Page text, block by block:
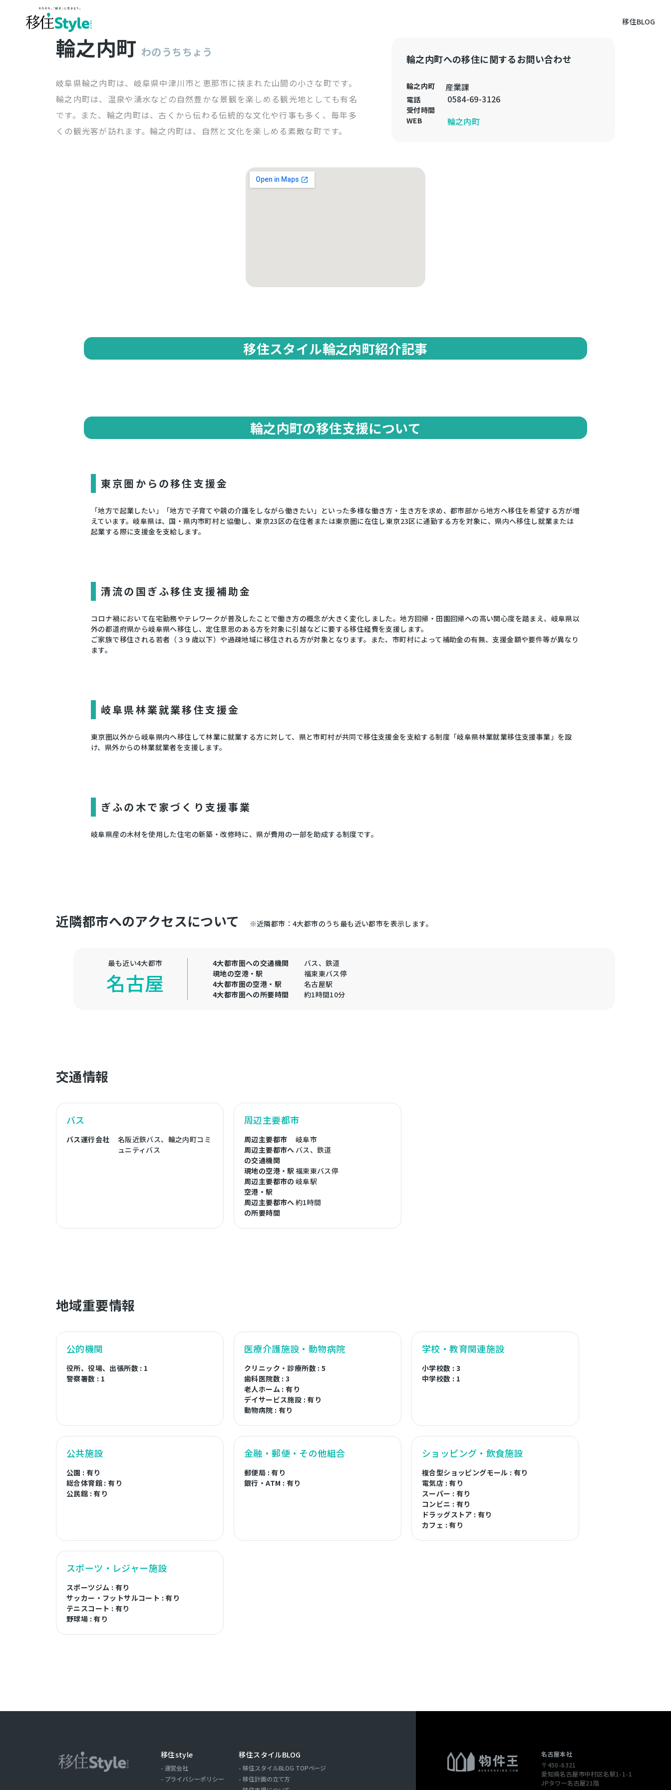
移住BLOG
輪之内町 わのうちちょう
岐阜県輪之内町は、岐阜県中津川市と恵那市に挟まれた山間の小さな町です。
輪之内町は、温泉や湧水などの自然豊かな景観を楽しめる観光地としても有名
です。また、輪之内町は、古くから伝わる伝統的な文化や行事も多く、毎年多
くの観光客が訪れます。輪之内町は、自然と文化を楽しめる素敵な町です。
輪之内町への移住に関するお問い合わせ
輪之内町 産業課
電話 0584-69-3126
受付時間
WEB
輪之内町
移住スタイル輪之内町紹介記事
輪之内町の移住支援について
東京圏からの移住支援金
「地方で起業したい」「地方で子育てや親の介護をしながら働きたい」といった多様な働き方・生き方を求め、都市部から地方へ移住を希望する方が増
えています。岐阜県は、国・県内市町村と協働し、東京23区の在住者または東京圏に在住し東京23区に通勤する方を対象に、県内へ移住し就業または
起業する際に支援金を支給します。
清流の国ぎふ移住支援補助金
コロナ禍において在宅勤務やテレワークが普及したことで働き方の概念が大きく変化しました。地方回帰・田園回帰への高い関心度を踏まえ、岐阜県以
外の都道府県から岐阜県へ移住し、定住意思のある方を対象に引越などに要する移住経費を支援します。
ご家族で移住される若者（３９歳以下）や過疎地域に移住される方が対象となります。また、市町村によって補助金の有無、支援金額や要件等が異なり
ます。
岐阜県林業就業移住支援金
東京圏以外から岐阜県内へ移住して林業に就業する方に対して、県と市町村が共同で移住支援金を支給する制度「岐阜県林業就業移住支援事業」を設
け、県外からの林業就業者を支援します。
ぎふの木で家づくり支援事業
岐阜県産の木材を使用した住宅の新築・改修時に、県が費用の一部を助成する制度です。
近隣都市へのアクセスについて ※近隣都市：4大都市のうち最も近い都市を表示します。
最も近い4大都市
名古屋
4大都市圏への交通機関
バス、鉄道
現地の空港・駅
福束東バス停
4大都市圏の空港・駅
名古屋駅
4大都市圏への所要時間
約1時間10分
交通情報
バス
バス運行会社
名阪近鉄バス、輪之内町コミ
ュニティバス
周辺主要都市
周辺主要都市
岐阜市
周辺主要都市へ
の交通機関
バス、鉄道
現地の空港・駅福束東バス停
周辺主要都市の
空港・駅
岐阜駅
周辺主要都市へ
の所要時間
約1時間
地域重要情報
公的機関
役所、役場、出張所数 : 1
警察署数 : 1
医療介護施設・動物病院
クリニック・診療所数 : 5
歯科医院数 : 3
老人ホーム : 有り
デイサービス施設 : 有り
動物病院 : 有り
学校・教育関連施設
小学校数 : 3
中学校数 : 1
公共施設
公園 : 有り
総合体育館 : 有り
公民館 : 有り
金融・郵便・その他組合
郵便局 : 有り
銀行・ATM : 有り
ショッピング・飲食施設
複合型ショッピングモール : 有り
電気店 : 有り
スーパー : 有り
コンビニ : 有り
ドラッグストア : 有り
カフェ : 有り
スポーツ・レジャー施設
スポーツジム : 有り
サッカー・フットサルコート : 有り
テニスコート : 有り
野球場 : 有り
移住style
運営会社
プライバシーポリシー
移住スタイルBLOG
移住スタイルBLOG TOPページ
移住計画の立て方
名古屋本社
〒450-6321
愛知県名古屋市中村区名駅1-1-1
JPタワー名古屋21階